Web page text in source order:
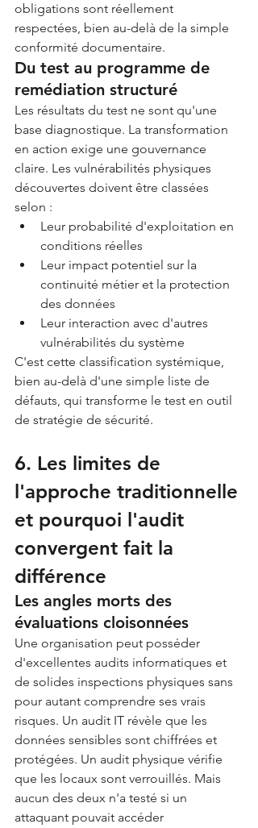
obligations sont réellement
respectées, bien au-delà de la simple
conformité documentaire.
Du test au programme de
remédiation structuré
Les résultats du test ne sont qu'une
base diagnostique. La transformation
en action exige une gouvernance
claire. Les vulnérabilités physiques
découvertes doivent être classées
selon :
Leur probabilité d'exploitation en
conditions réelles
Leur impact potentiel sur la
continuité métier et la protection
des données
Leur interaction avec d'autres
vulnérabilités du système
C'est cette classification systémique,
bien au-delà d'une simple liste de
défauts, qui transforme le test en outil
de stratégie de sécurité.
6. Les limites de
l'approche traditionnelle
et pourquoi l'audit
convergent fait la
différence
Les angles morts des
évaluations cloisonnées
Une organisation peut posséder
d'excellentes audits informatiques et
de solides inspections physiques sans
pour autant comprendre ses vrais
risques. Un audit IT révèle que les
données sensibles sont chiffrées et
protégées. Un audit physique vérifie
que les locaux sont verrouillés. Mais
aucun des deux n'a testé si un
attaquant pouvait accéder